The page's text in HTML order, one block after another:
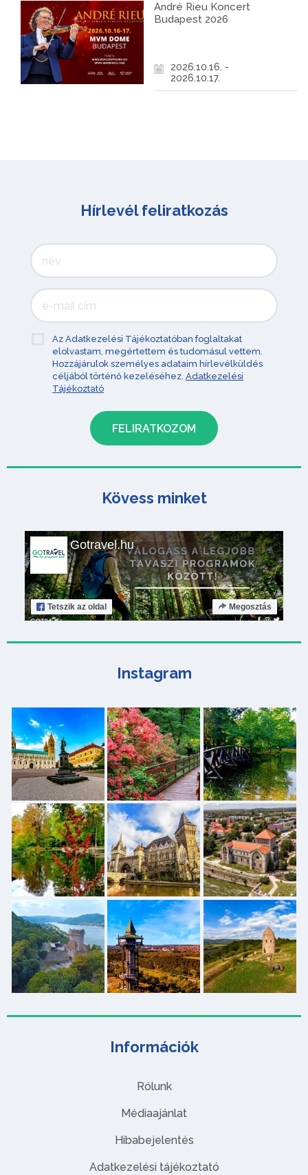
André Rieu Koncert
Budapest 2026
2026.10.16. -
2026.10.17.
Információk
Rólunk
Médiaajánlat
Hibabejelentés
Adatkezelési tájékoztató
Hírlevél feliratkozás
Az Adatkezelési Tájékoztatóban foglaltakat
elolvastam, megértettem és tudomásul vettem.
Hozzájárulok személyes adataim hírlevélküldés
céljából történő kezeléséhez. Adatkezelési
Tájékoztató
Kövess minket
Gotravel.hu
Tetszik az oldal Megosztás
Instagram